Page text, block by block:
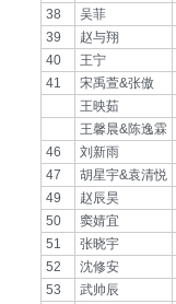
38
吴菲
39
赵与翔
40
王宁
41
宋禹萱&张傲
王映茹
王馨晨&陈逸霖
46
刘新雨
47
胡星宇&袁清悦
49
赵辰昊
50
窦婧宜
51
张晓宇
52
沈修安
53
武帅辰